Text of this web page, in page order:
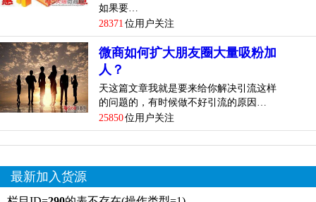
如果要…
28371 位用户关注
微商如何扩大朋友圈大量吸粉加
人？
天这篇文章我就是要来给你解决引流这样
的问题的，有时候做不好引流的原因…
25850位用户关注
最新加入货源